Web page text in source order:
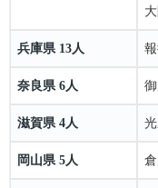
兵庫県 13人
奈良県 6人
滋賀県 4人
岡山県 5人